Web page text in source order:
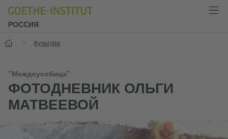
РОССИЯ
Старт
Культура
"Междоусобица"
ФОТОДНЕВНИК ОЛЬГИ
МАТВЕЕВОЙ